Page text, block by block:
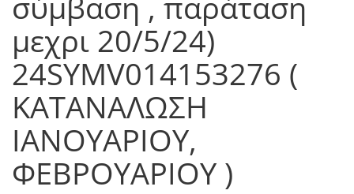
μεχρι 20/5/24)
24SYMV014153276 (
ΚΑΤΑΝΑΛΩΣΗ
ΙΑΝΟΥΑΡΙΟΥ,
ΦΕΒΡΟΥΑΡΙΟΥ )